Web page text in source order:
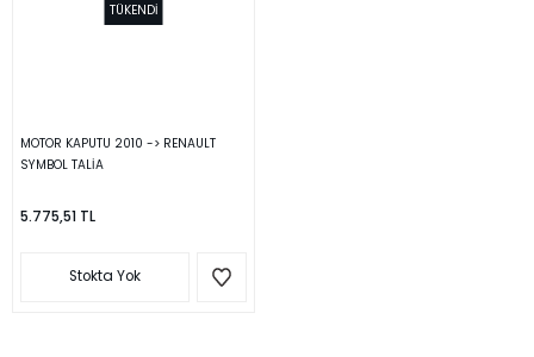
TÜKENDİ
MOTOR KAPUTU 2010 -> RENAULT
SYMBOL TALİA
5.775,51 TL
Stokta Yok